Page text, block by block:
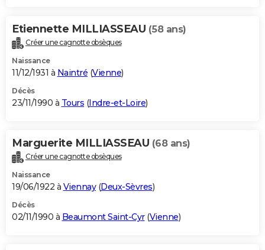
Etiennette MILLIASSEAU (58 ans)
Créer une cagnotte obsèques
Naissance
11/12/1931 à Naintré (Vienne)
Décès
23/11/1990 à Tours (Indre-et-Loire)
Marguerite MILLIASSEAU (68 ans)
Créer une cagnotte obsèques
Naissance
19/06/1922 à Viennay(Deux-Sèvres)
Décès
02/11/1990 à Beaumont Saint-Cyr(Vienne)